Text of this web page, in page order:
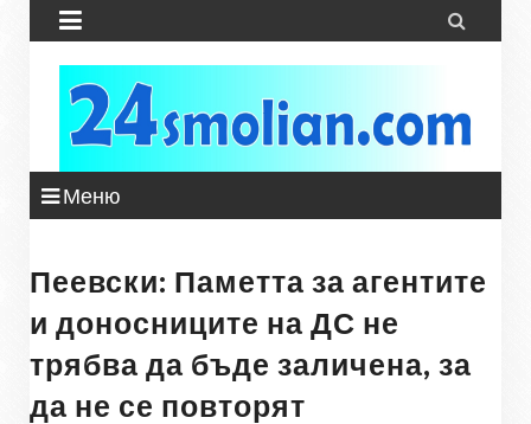
 
Меню
Пеевски: Паметта за агентите
и доносниците на ДС не
трябва да бъде заличена, за
да не се повторят